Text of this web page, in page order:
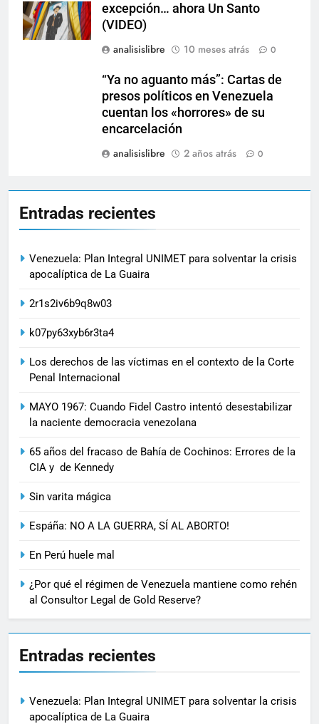
excepción… ahora Un Santo
(VIDEO)
analisislibre
10 meses atrás 0
“Ya no aguanto más”: Cartas de
presos políticos en Venezuela
cuentan los «horrores» de su
encarcelación
analisislibre
2 años atrás 0
Entradas recientes
Venezuela: Plan Integral UNIMET para solventar la crisis
apocalíptica de La Guaira
2r1s2iv6b9q8w03
k07py63xyb6r3ta4
Los derechos de las víctimas en el contexto de la Corte
Penal Internacional
MAYO 1967: Cuando Fidel Castro intentó desestabilizar
la naciente democracia venezolana
65 años del fracaso de Bahía de Cochinos: Errores de la
CIA y de Kennedy
Sin varita mágica
Espáña: NO A LA GUERRA, SÍ AL ABORTO!
En Perú huele mal
¿Por qué el régimen de Venezuela mantiene como rehén
al Consultor Legal de Gold Reserve?
Entradas recientes
Venezuela: Plan Integral UNIMET para solventar la crisis
apocalíptica de La Guaira